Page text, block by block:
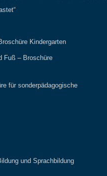
Kindergarten
Fuß – Broschüre
für sonderpädagogische
und Sprachbildung